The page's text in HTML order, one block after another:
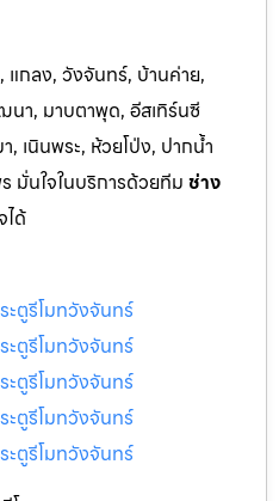
แกลง, วังจันทร์, บ้านค่าย,
นา, มาบตาพุด, อีสเทิร์นซี
เนินพระ, ห้วยโป่ง, ปากน้ำ
มั่นใจในบริการด้วยทีม ช่าง
ได้
ะตูรีโมทวังจันทร์
ะตูรีโมทวังจันทร์
ะตูรีโมทวังจันทร์
ะตูรีโมทวังจันทร์
ะตูรีโมทวังจันทร์